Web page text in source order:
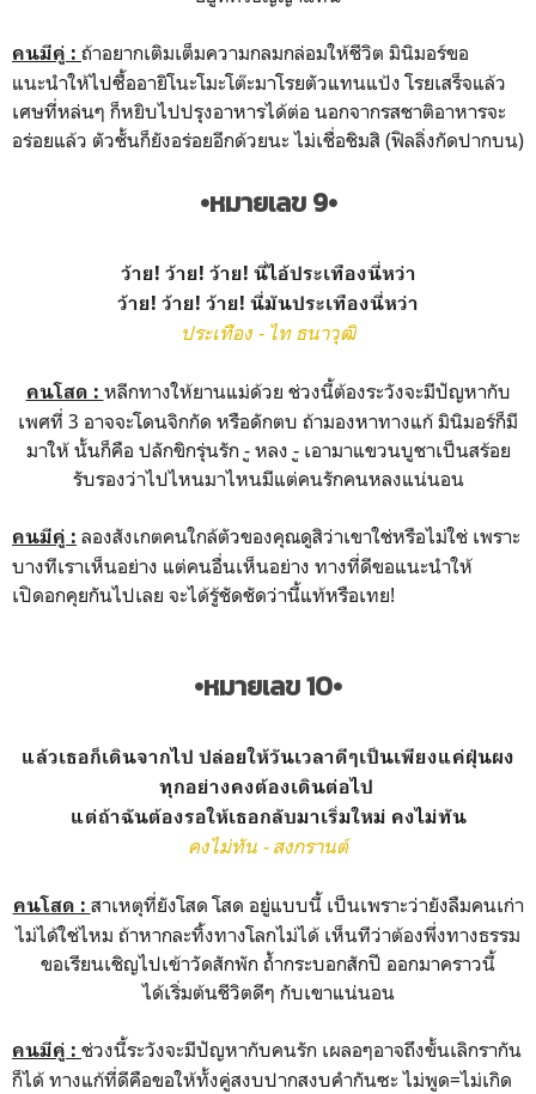
คนมีคู่ : ถ้าอยากเติมเต็มความกลมกล่อมให้ชีวิต มินิมอร์ขอ
แนะนำให้ไปซื้ออายิโนะโมะโต๊ะมาโรยตัวแทนแป้ง โรยเสร็จแล้ว
เศษที่หล่นๆ ก็หยิบไปปรุงอาหารได้ต่อ นอกจากรสชาติอาหารจะ
อร่อยแล้ว ตัวชั้นก็ยังอร่อยอีกด้วยนะ ไม่เชื่อชิมสิ (ฟิลลิ่งกัดปากบน)
•หมายเลข 9•
ว้าย! ว้าย! ว้าย! นี่ไอ้ประเทืองนี่หว่า
ว้าย! ว้าย! ว้าย! นี่มันประเทืองนี่หว่า
ประเทือง - ไท ธนาวุฒิ
คนโสด : หลีกทางให้ยานแม่ด้วย ช่วงนี้ต้องระวังจะมีปัญหากับ
เพศที่ 3 อาจจะโดนจิกกัด หรือดักตบ ถ้ามองหาทางแก้ มินิมอร์ก็มี
มาให้ นั้นก็คือ ปลักขิกรุ่นรัก -ู หลง -ู เอามาแขวนบูชาเป็นสร้อย
รับรองว่าไปไหนมาไหนมีแต่คนรักคนหลงแน่นอน
คนมีคู่ : ลองสังเกตคนใกล้ตัวของคุณดูสิว่าเขาใช่หรือไม่ใช่ เพราะ
บางทีเราเห็นอย่าง แต่คนอื่นเห็นอย่าง ทางที่ดีขอแนะนำให้
เปิดอกคุยกันไปเลย จะได้รู้ชัดชัดว่านี้แท้หรือเทย!
•หมายเลข 10•
แล้วเธอก็เดินจากไป ปล่อยให้วันเวลาดีๆเป็นเพียงแค่ฝุ่นผง
ทุกอย่างคงต้องเดินต่อไป
แต่ถ้าฉันต้องรอให้เธอกลับมาเริ่มใหม่ คงไม่ทัน
คงไม่ทัน - สงกรานต์
คนโสด : สาเหตุที่ยังโสด โสด อยู่แบบนี้ เป็นเพราะว่ายังลืมคนเก่า
ไม่ได้ใช่ไหม ถ้าหากละทิ้งทางโลกไม่ได้ เห็นทีว่าต้องพึ่งทางธรรม
ขอเรียนเชิญไปเข้าวัดสักพัก ถ้ำกระบอกสักปี ออกมาคราวนี้
ได้เริ่มต้นชีวิตดีๆ กับเขาแน่นอน
คนมีคู่ : ช่วงนี้ระวังจะมีปัญหากับคนรัก เผลอๆอาจถึงขั้นเลิกรากัน
ก็ได้ ทางแก้ที่ดีคือขอให้ทั้งคู่สงบปากสงบคำกันซะ ไม่พูด=ไม่เกิด